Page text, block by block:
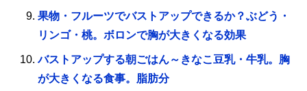
果物・フルーツでバストアップできるか？ぶどう・
リンゴ・桃。ボロンで胸が大きくなる効果
バストアップする朝ごはん～きなこ豆乳・牛乳。胸
が大きくなる食事。脂肪分